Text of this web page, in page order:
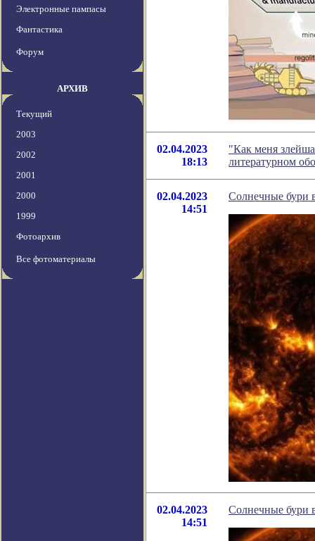
Электронные пампасы
Фантастика
Форум
АРХИВ
Текущий
2003
2002
2001
2000
1999
Фотоархив
Все фотоматериалы
02.04.2023
18:13
"Как меня
литературном
02.04.2023
14:51
Солнечные бури
02.04.2023
14:51
Солнечные бури